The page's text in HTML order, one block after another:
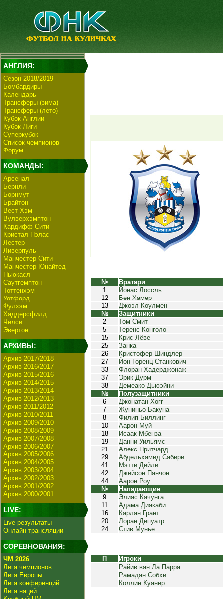
АНГЛИЯ:
Сезон 2018/2019
Бомбардиры
Календарь
Трансферы (зима)
Трансферы (лето)
Кубок Англии
Кубок Лиги
Суперкубок
Список чемпионов
Форум
КОМАНДЫ:
Арсенал
Бернли
Борнмут
Брайтон
Вест Хэм
Вулверхэмптон
Кардифф Сити
Кристал Пэлас
Лестер
Ливерпуль
Манчестер Сити
Манчестер Юнайтед
Ньюкасл
Саутгемптон
Тоттенхэм
Уотфорд
Фулхэм
Хаддерсфилд
Челси
Эвертон
АРХИВЫ:
Архив 2017/2018
Архив 2016/2017
Архив 2015/2016
Архив 2014/2015
Архив 2013/2014
Архив 2012/2013
Архив 2011/2012
Архив 2010/2011
Архив 2009/2010
Архив 2008/2009
Архив 2007/2008
Архив 2006/2007
Архив 2005/2006
Архив 2004/2005
Архив 2003/2004
Архив 2002/2003
Архив 2001/2002
Архив 2000/2001
LIVE:
Live-результаты
Онлайн трансляции
СОРЕВНОВАНИЯ:
ЧМ 2026
Лига чемпионов
Лига Европы
Лига конференций
Лига наций
№
Вратари
1
Йонас Лоссль
12
Бен Хамер
13
Джоэл Коулмен
№
Защитники
2
Том Смит
5
Теренс Конголо
15
Крис Лёве
25
Занка
26
Кристофер Шиндлер
27
Йон Горенц-Станкович
33
Флоран Хадерджонаж
37
Эрик Дурм
38
Демеако Дьюэйни
№
Полузащитники
6
Джонатан Хогг
7
Жуниньо Бакуна
8
Филип Биллинг
10
Аарон Муй
18
Исаак Мбенза
19
Данни Уильямс
21
Алекс Притчард
29
Абдельхамид Сабири
41
Мэтти Дейли
42
Джейсон Панчон
44
Аарон Роу
№
Нападающие
9
Элиас Качунга
11
Адама Диакаби
16
Карлан Грант
20
Лоран Депуатр
24
Стив Мунье
П
Игроки
Райив ван Ла Парра
Рамадан Собхи
Коллин Куанер